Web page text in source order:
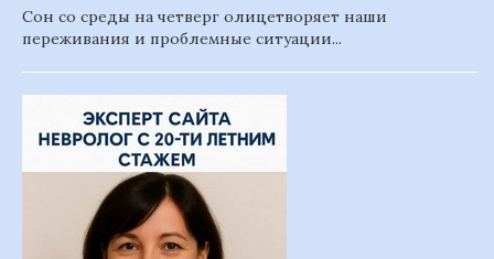
Сон со среды на четверг олицетворяет наши
переживания и проблемные ситуации...